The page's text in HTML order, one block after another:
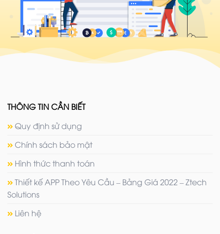
THÔNG TIN CẦN BIẾT
Quy định sử dụng
Chính sách bảo mật
Hình thức thanh toán
Thiết kế APP Theo Yêu Cầu – Bảng Giá 2022 – Ztech
Solutions
Liên hệ